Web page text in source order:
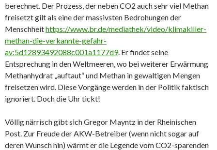
berechnet. Der Prozess, der neben CO2 auch sehr viel Methan
freisetzt gilt als eine der massivsten Bedrohungen der
Menschheithttps://www.br.de/mediathek/video/klimakiller-
methan-die-verkannte-gefahr-
av:5d12893492088c001a1177d9. Er findet seine
Entsprechung in den Weltmeeren, wo bei weiterer Erwärmung
Methanhydrat „auftaut“ und Methan in gewaltigen Mengen
freisetzen wird. Diese Vorgänge werden in der Politik faktisch
ignoriert. Doch die Uhr tickt!
Völlig närrisch gibt sich Gregor Mayntz in der Rheinischen
Post. Zur Freude der AKW-Betreiber (wenn nicht sogar auf
deren Wunsch hin) wärmt er die Legende vom CO2-sparenden